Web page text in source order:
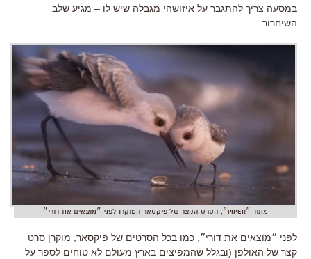
במסעה צריך להתגבר על איזושהי מגבלה שיש לו – מגיע שלב
השיחרור.
מתוך ״Piper״, הסרט הקצר של פיקסאר המוקרן לפני ״מוצאים את דורי״
לפני ״מוצאים את דורי״, כמו בכל הסרטים של פיקסאר, מוקרן סרט
קצר של האולפן (ובגלל שהמפיצים בארץ מעולם לא טוחים לספר על